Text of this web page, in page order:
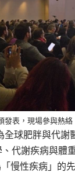
發表，現場參與熱
全球肥胖與代
代謝疾病與體
慢性疾病」的